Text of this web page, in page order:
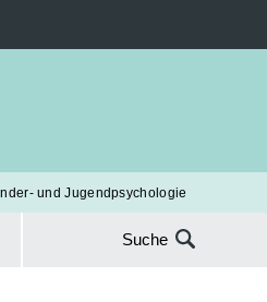
und Jugendpsychologie
Suche